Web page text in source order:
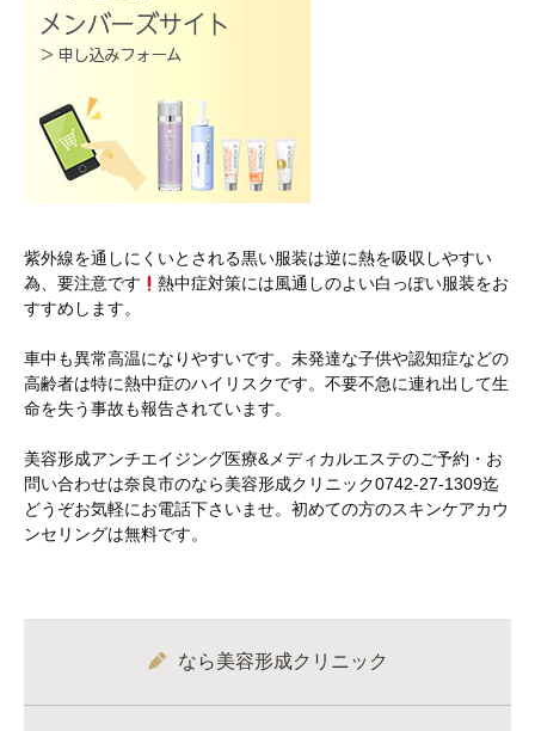
紫外線を通しにくいとされる黒い服装は逆に熱を吸収しやすい
為、要注意です
熱中症対策には風通しのよい白っぽい服装をお
すすめします。
車中も異常高温になりやすいです。未発達な子供や認知症などの
高齢者は特に熱中症のハイリスクです。不要不急に連れ出して生
命を失う事故も報告されています。
美容形成アンチエイジング医療&メディカルエステのご予約・お
問い合わせは奈良市のなら美容形成クリニック0742-27-1309迄
どうぞお気軽にお電話下さいませ。初めての方のスキンケアカウ
ンセリングは無料です。
なら美容形成クリニック